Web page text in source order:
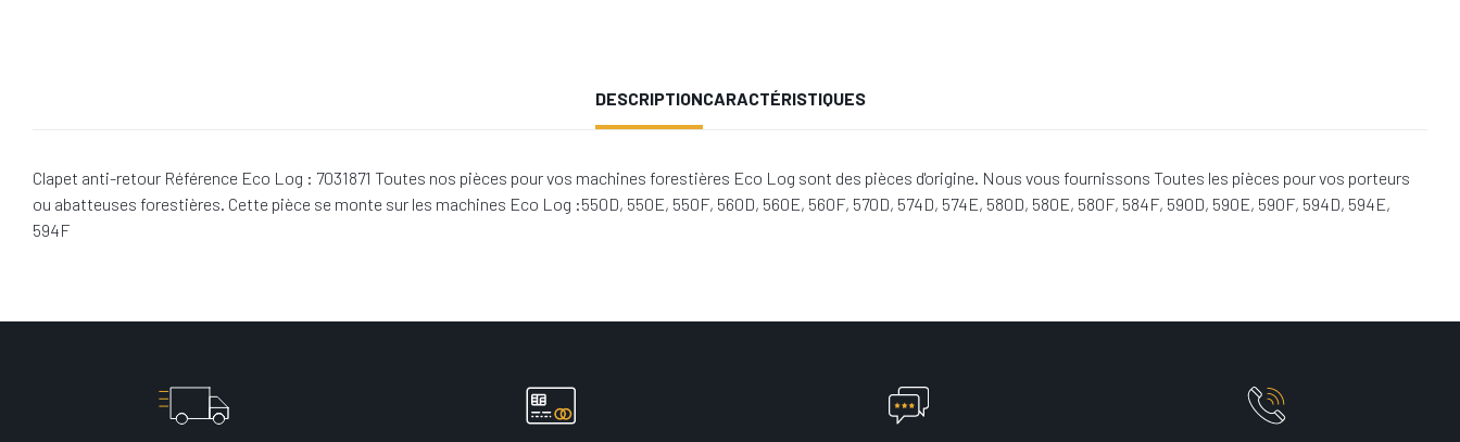
DESCRIPTIONCARACTÉRISTIQUES
Clapet anti-retour Référence Eco Log : 7031871 Toutes nos pièces pour vos machines forestières Eco Log sont des pièces d'origine. Nous vous fournissons Toutes les pièces pour vos porteurs
ou abatteuses forestières. Cette pièce se monte sur les machines Eco Log :550D, 550E, 550F, 560D, 560E, 560F, 570D, 574D, 574E, 580D, 580E, 580F, 584F, 590D, 590E, 590F, 594D, 594E,
594F